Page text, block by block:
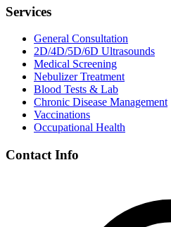
Services
General Consultation
2D/4D/5D/6D Ultrasounds
Medical Screening
Nebulizer Treatment
Blood Tests & Lab
Chronic Disease Management
Vaccinations
Occupational Health
Contact Info